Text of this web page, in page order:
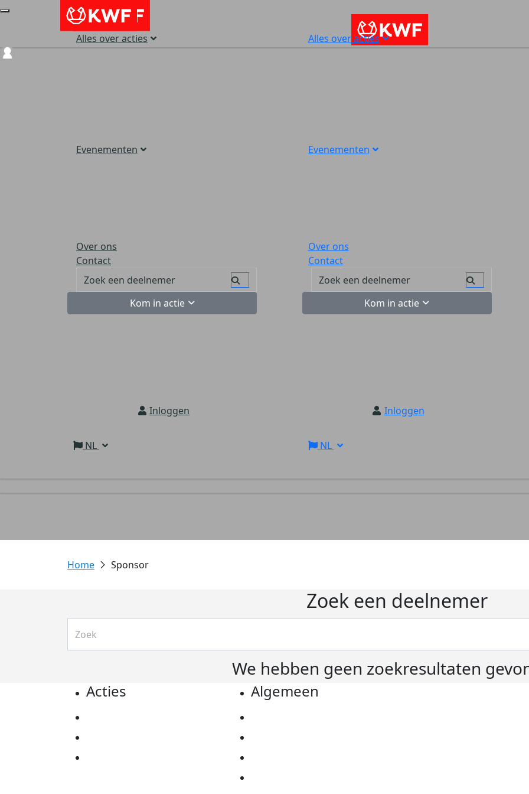
Alles over acties
Evenementen
Over ons
Contact
Kom in actie
Inloggen
NL
Alles over acties
Evenementen
Over ons
Contact
Kom in actie
Inloggen
NL
Sponsor
Zoek een deelnemer
We hebben geen zoekresultaten
Acties Algemeen